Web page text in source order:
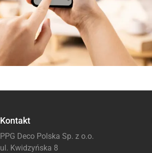
Kontakt
PPG Deco Polska Sp. z o.o.
ul. Kwidzyńska 8